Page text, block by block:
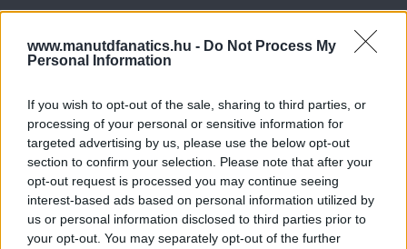
www.manutdfanatics.hu - Do Not Process My
Personal Information
If you wish to opt-out of the sale, sharing to third parties, or
processing of your personal or sensitive information for
targeted advertising by us, please use the below opt-out
section to confirm your selection. Please note that after your
opt-out request is processed you may continue seeing
interest-based ads based on personal information utilized by
us or personal information disclosed to third parties prior to
your opt-out. You may separately opt-out of the further